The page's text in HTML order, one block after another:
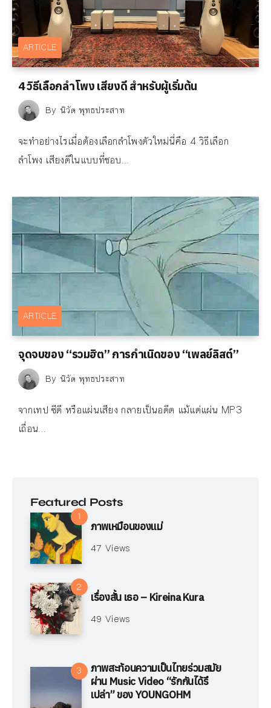
ARTICLE
4 วิธีเลือกลำโพง เสียงดี สำหรับผู้เริ่มต้น
By นิวัต พุทธประสาท
จะทำอย่างไรเมื่อต้องเลือกลำโพงตัวใหม่นี่คือ 4 วิธีเลือก
ลำโพง เสียงดีในแบบที่ชอบ...
ARTICLE
จุดจบของ “รวมฮิต” การกำเนิดของ “เพลย์ลิสต์”
By นิวัต พุทธประสาท
จากเทป ซีดี หรือแผ่นเสียง กลายเป็นอดีต แม้แต่แผ่น MP3
เถื่อน...
Featured Posts
ภาพเหมือนของแม่
47 Views
เรื่องสั้น เธอ – Kireina Kura
49 Views
ภาพสะท้อนความเป็นไทยร่วมสมัย
ผ่าน Music Video “รักกันได้รึ
เปล่า” ของ YOUNGOHM